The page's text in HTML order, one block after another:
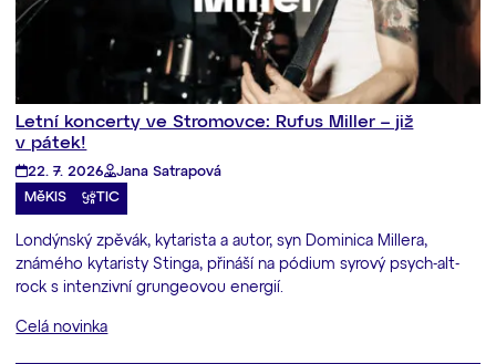
Letní koncerty ve Stromovce: Rufus Miller – již
v pátek!
22. 7. 2026
Jana Satrapová
MěKIS
TIC
Londýnský zpěvák, kytarista a autor, syn Dominica Millera,
známého kytaristy Stinga, přináší na pódium syrový psych-alt-
rock s intenzivní grungeovou energií.
Celá novinka